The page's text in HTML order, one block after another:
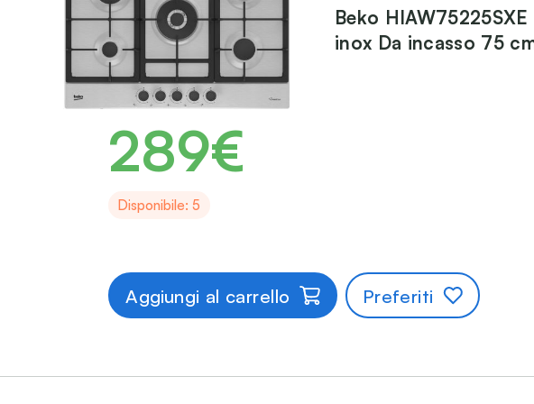
Beko
inox Da incasso 75
289€
Disponibile: 5
Aggiungi al carrello Preferiti